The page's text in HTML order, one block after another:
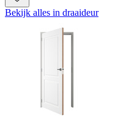
Bekijk alles in draaideur